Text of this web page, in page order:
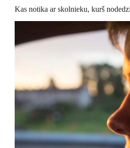
Kas notika ar skolnieku, kurš